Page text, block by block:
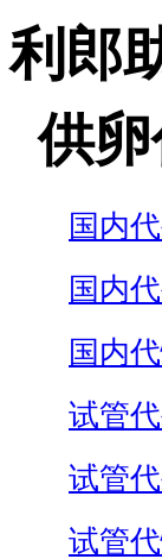
利郎
供
国内
国内
国内
试管
试管
试管